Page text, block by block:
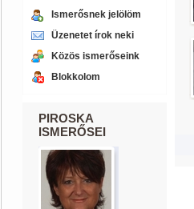
Ismerősnek jelölöm
Üzenetet írok neki
Közös ismerőseink
Blokkolom
PIROSKA
ISMERŐSEI